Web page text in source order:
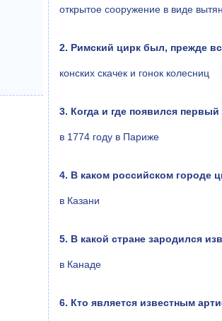
открытое сооружение в виде
2. Римский цирк был, прежде
конских скачек и гонок колесниц
3. Когда и где появился
в 1774 году в Париже
4. В каком российском городе
в Казани
5. В какой стране зародился
в Канаде
6. Кто является известным